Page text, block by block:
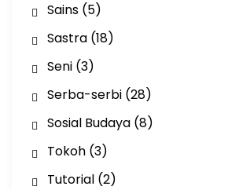
Sains(5)
Sastra(18)
Seni(3)
Serba-serbi(28)
Sosial Budaya(8)
Tokoh(3)
Tutorial(2)